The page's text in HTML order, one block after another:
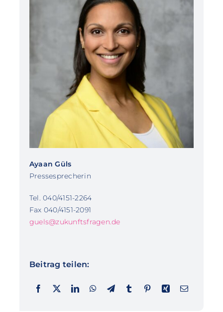
Ayaan Güls
Pressesprecherin
Tel. 040/4151-2264
Fax 040/4151-2091
guels@zukunftsfragen.de
Beitrag teilen: